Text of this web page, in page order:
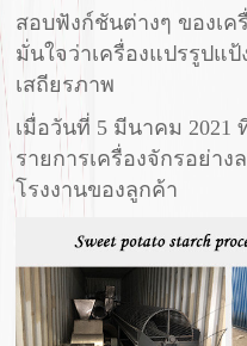
สอบฟังก์ชันต่างๆ ของเค
มั่นใจว่าเครื่องแปรรูปแ
เสถียรภาพ
เมื่อวันที่ 5 มีนาคม 2021
รายการเครื่องจักรอย่า
โรงงานของลูกค้า